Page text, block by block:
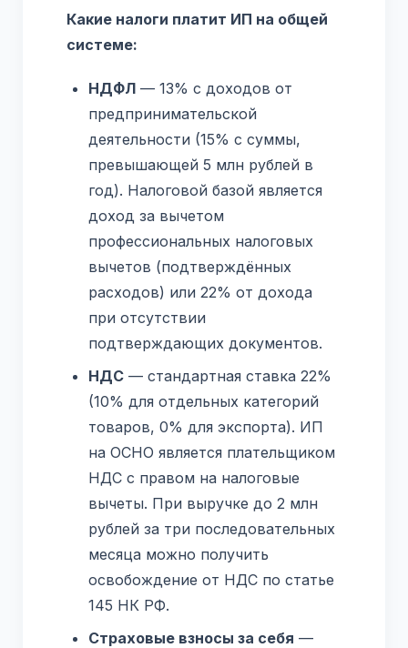
Какие налоги платит ИП на общей
системе:
НДФЛ — 13% с доходов от
предпринимательской
деятельности (15% с суммы,
превышающей 5 млн рублей в
год). Налоговой базой является
доход за вычетом
профессиональных налоговых
вычетов (подтверждённых
расходов) или 22% от дохода
при отсутствии
подтверждающих документов.
НДС — стандартная ставка 22%
(10% для отдельных категорий
товаров, 0% для экспорта). ИП
на ОСНО является плательщиком
НДС с правом на налоговые
вычеты. При выручке до 2 млн
рублей за три последовательных
месяца можно получить
освобождение от НДС по статье
145 НК РФ.
Страховые взносы за себя —